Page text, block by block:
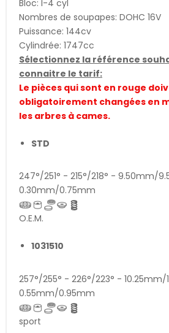
Bloc: I-4 cyl
Nombres de soupapes: DOHC 16V
Puissance: 144cv
Cylindrée: 1747cc
Sélectionnez la référence
connaitre le tarif:
Le pièces qui sont en rouge
obligatoirement changées en
les arbres à cames.
STD
247°/251° - 215°/218° - 9.50mm/
0.30mm/0.75mm
O.E.M.
1031510
257°/255° - 226°/223° - 10.25mm/
0.55mm/0.95mm
sport